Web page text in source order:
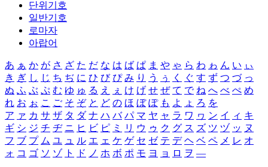
단위기호
일반기호
로마자
아랍어
あ ぁ か が さ ざ た だ な は ば ぱ ま や ゃ ら わ ゎ ん い ぃ
き ぎ し じ ち ぢ に ひ び ぴ み り う ぅ く ぐ す ず つ づ っ
ぬ ふ ぶ ぷ む ゆ ゅ る え ぇ け げ せ ぜ て で ね へ べ ぺ め
れ お ぉ こ ご そ ぞ と ど の ほ ぼ ぽ も よ ょ ろ を
ア ァ カ サ ザ タ ダ ナ ハ バ パ マ ヤ ャ ラ ワ ヮ ン イ ィ キ
ギ シ ジ チ ヂ ニ ヒ ビ ピ ミ リ ウ ゥ ク グ ス ズ ツ ヅ ッ ヌ
フ ブ プ ム ユ ュ ル エ ェ ケ ゲ セ ゼ テ デ ヘ ベ ペ メ レ オ
ォ コ ゴ ソ ゾ ト ド ノ ホ ボ ポ モ ヨ ョ ロ ヲ ―